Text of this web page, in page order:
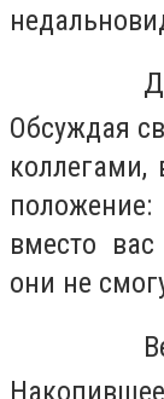
Обсуждая
коллегами,
вместо
они не